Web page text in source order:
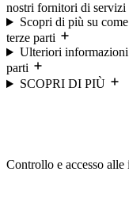
nostri fornitori di servizi
Scopri di più su
terze parti
Ulteriori
parti
SCOPRI DI PIÙ
Controllo e accesso